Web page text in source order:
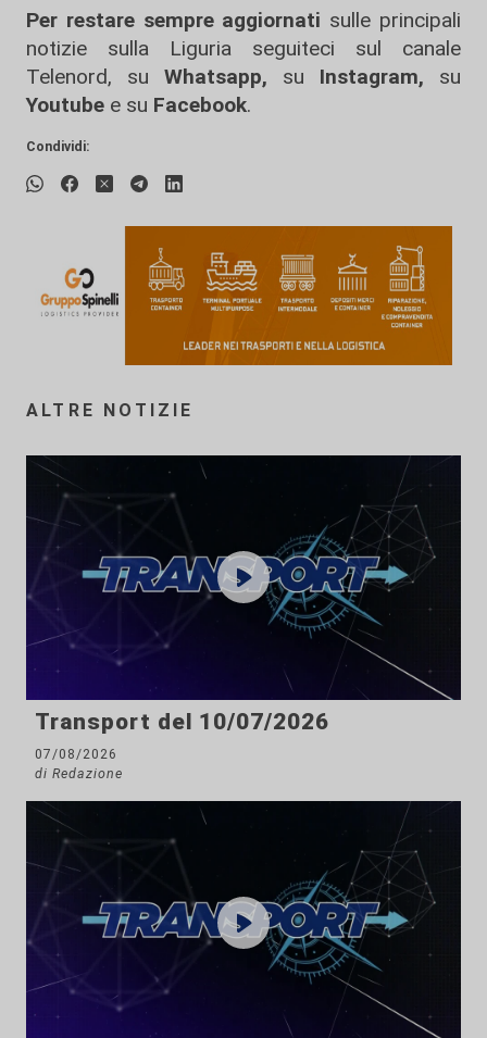
Per restare sempre aggiornati sulle principali
notizie sulla Liguria seguiteci sul canale
Telenord, su
Whatsapp, su Instagram, su
Youtube e su Facebook.
Condividi:
ALTRE NOTIZIE
Transport del 10/07/2026
07/08/2026
di Redazione